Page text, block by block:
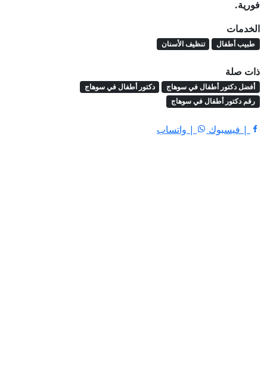
فورية.
الخدمات
طبيب أطفال تنظيف الأسنان
ذات صلة
أفضل دكتور أطفال في سوهاج
دكتور أطفال في سوهاج
رقم دكتور أطفال في سوهاج
| فيسبوك | واتساب